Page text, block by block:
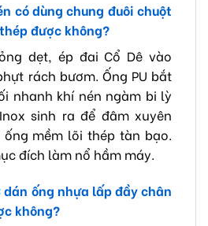
có dùng chung đuôi chuột
được không?
dẹt, ép đai Cổ Dê vào
rách bươm. Ống PU bắt
nhanh khí nén ngàm bi lỳ
sinh ra để đâm xuyên
mềm lõi thép tàn bạo.
đích làm nổ hầm máy.
dán ống nhựa lấp đầy chân
không?